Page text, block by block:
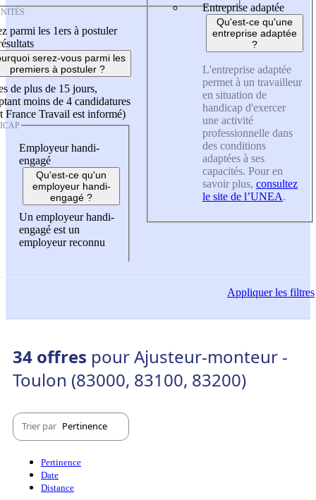
parmi les 1ers à postuler
serez-vous parmi les
premiers à postuler ?
de plus de 15 jours,
moins de 4 candidatures
France Travail est informé)
Employeur handi-
engagé
Qu'est-ce qu'un
employeur handi-
engagé ?
Un employeur handi-
engagé est un
employeur reconnu
Entreprise adaptée
Qu'est-ce qu'une
entreprise adaptée
?
L'entreprise adaptée
permet à un travailleur
en situation de
handicap d'exercer
une activité
professionnelle dans
des conditions
adaptées à ses
capacités. Pour en
savoir plus, consultez
le site de l’UNEA.
Appliquerles filtres
34 offres pour Ajusteur-monteur -
Toulon (83000, 83100, 83200)
Trier par Pertinence
Pertinence
Date
Distance